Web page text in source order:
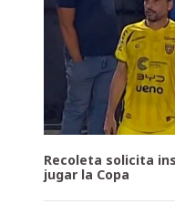
Recoleta solicita
jugar la Copa